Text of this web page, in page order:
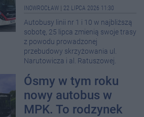
INOWROCŁAW 22 LIPCA 2026 11:30
Autobusy linii nr 1 i 10 w najbliższą
sobotę, 25 lipca zmienią swoje trasy
z powodu prowadzonej
przebudowy skrzyżowania ul.
Narutowicza i al. Ratuszowej.
Ósmy w tym roku
nowy autobus w
MPK. To rodzynek